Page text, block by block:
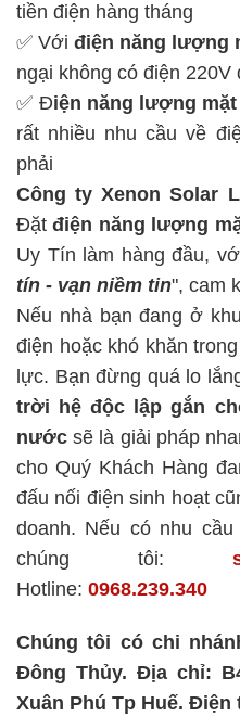
tiền điện hàng tháng
✅ Với điện năng lượng
ngại không có điện
✅ Điện năng lượng
rất nhiều nhu cầu về
phải
Công ty Xenon Solar
Đặtđiện năng lượng
Uy Tín làm hàng đầu,
tín - vạn niềm tin", cam
Nếu nhà bạn đang ở
điện hoặc khó khăn
lực. Bạn đừng quá lo
trời hệ độc lập gắn
nước sẽ là giải pháp
cho Quý Khách Hàng
đấu nối điện sinh hoạt
doanh. Nếu có nhu
chúng tôi:
Hotline: 0968.239.340
Chúng tôi có chi
Đông Thủy. Địa chỉ:
Xuân Phú Tp Huế. Điện